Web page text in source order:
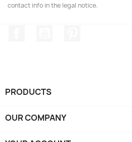
contact info in the legal notice.
PRODUCTS
OUR COMPANY